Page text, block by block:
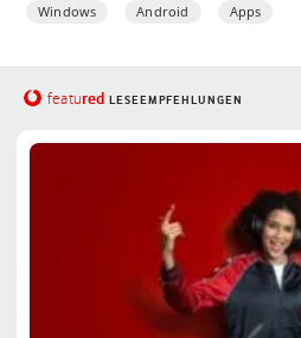
Windows Android Apps
featured LESEEMPFEHLUNGEN